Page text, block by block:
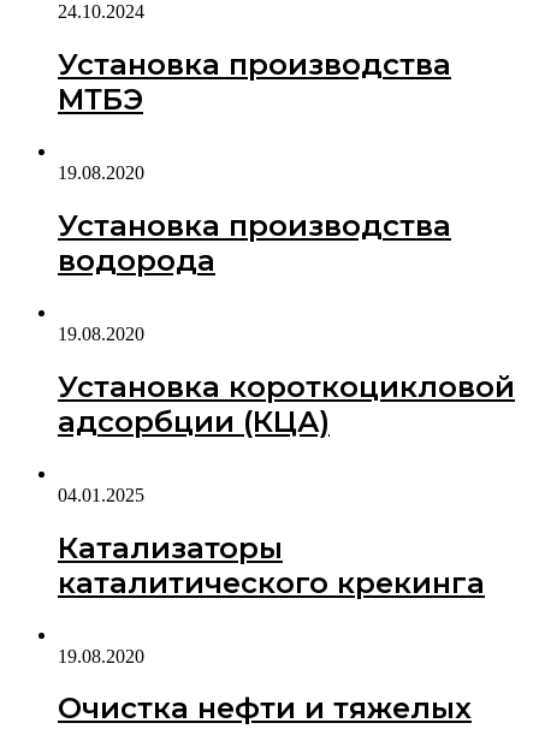
24.10.2024
Установка производства
МТБЭ
19.08.2020
Установка производства
водорода
19.08.2020
Установка короткоцикловой
адсорбции (КЦА)
04.01.2025
Катализаторы
каталитического крекинга
19.08.2020
Очистка нефти и тяжелых